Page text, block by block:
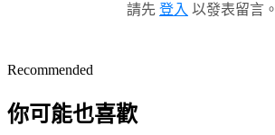
請先 登入 以發表留言。
Recommended
你可能也喜歡